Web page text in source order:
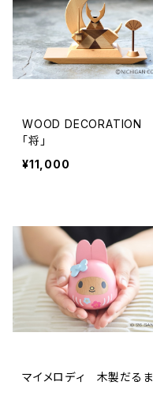
WOOD DECORATION
「将」
¥11,000
マイメロディ 木製だるま